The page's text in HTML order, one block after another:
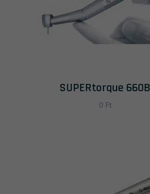
SUPERtorque 660B
0 Ft